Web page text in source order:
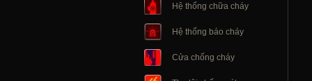
Hệ thống chữa cháy
Hệ thống báo cháy
Cửa chống cháy